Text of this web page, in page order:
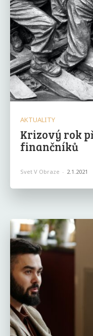
AKTUALITY
Krizový rok
finančníků
Svet V Obraze - 2.1.2021